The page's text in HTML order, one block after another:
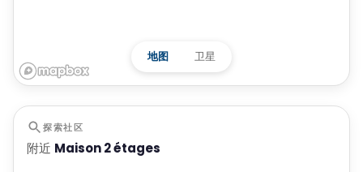
地图 卫星
探索社区
附近 Maison 2 étages